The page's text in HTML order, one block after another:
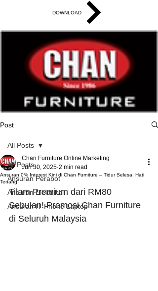
DOWNLOAD
Post
All Posts
Ansuran Perabot
Ansuran Elektrikal
Ansuran IT Phone Laptop
All Posts
Ansuran 0% Interest Kini di Chan Furniture – Tidur Selesa, Hati
Tenang
Chan Furniture Online Marketing
Jun 30, 2025 2 min read
Tilam Premium dari RM80
Sebulan! Promosi Chan Furniture
di Seluruh Malaysia